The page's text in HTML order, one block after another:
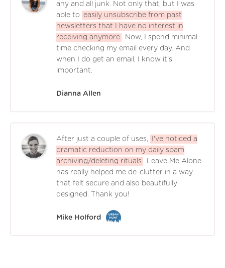
any and all junk. Not only that, but I was
able to easily unsubscribe from past
newsletters that I have no interest in
receiving anymore
. Now, I spend minimal
time checking my email every day. And
when I do get an email, I know it's
important.
Dianna Allen
After just a couple of uses,
I've noticed a
dramatic reduction on my daily spam
archiving/deleting rituals
. Leave Me Alone
has really helped me de-clutter in a way
that felt secure and also beautifully
designed. Thank you!
Mike Holford